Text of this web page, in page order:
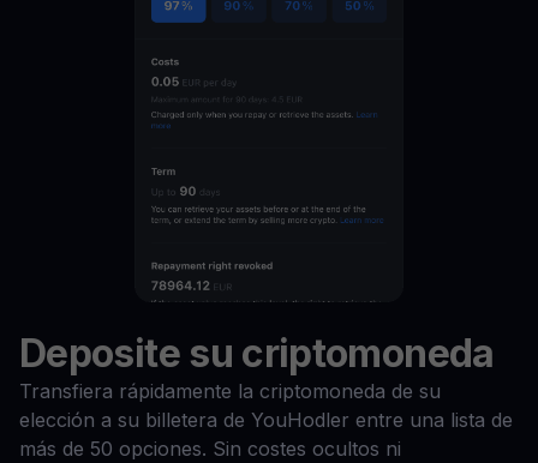
Deposite su criptomoneda
Transfiera rápidamente la criptomoneda de su
elección a su billetera de YouHodler entre una lista de
más de 50 opciones. Sin costes ocultos ni